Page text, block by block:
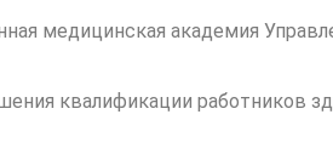
медицинская академия
квалификации работников